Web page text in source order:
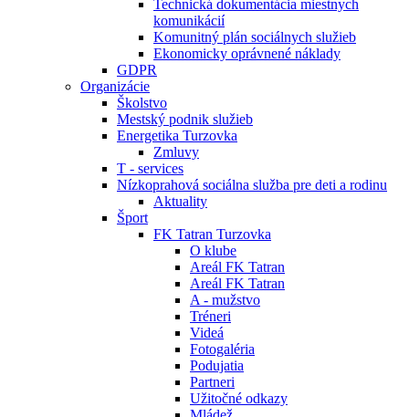
Technická dokumentácia miestnych
komunikácií
Komunitný plán sociálnych služieb
Ekonomicky oprávnené náklady
GDPR
Organizácie
Školstvo
Mestský podnik služieb
Energetika Turzovka
Zmluvy
T - services
Nízkoprahová sociálna služba pre deti a rodinu
Aktuality
Šport
FK Tatran Turzovka
O klube
Areál FK Tatran
Areál FK Tatran
A - mužstvo
Tréneri
Videá
Fotogaléria
Podujatia
Partneri
Užitočné odkazy